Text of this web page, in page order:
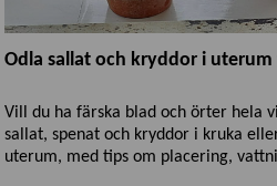
Odla sallat och kryddor i
Vill du ha färska blad och örter hela
sallat, spenat och kryddor i kruka
uterum, med tips om placering,